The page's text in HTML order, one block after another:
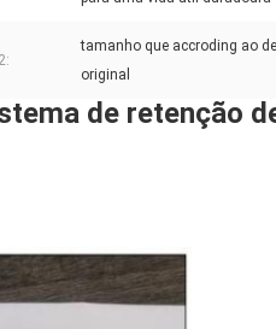
tamanho que accroding ao
original
de retenção